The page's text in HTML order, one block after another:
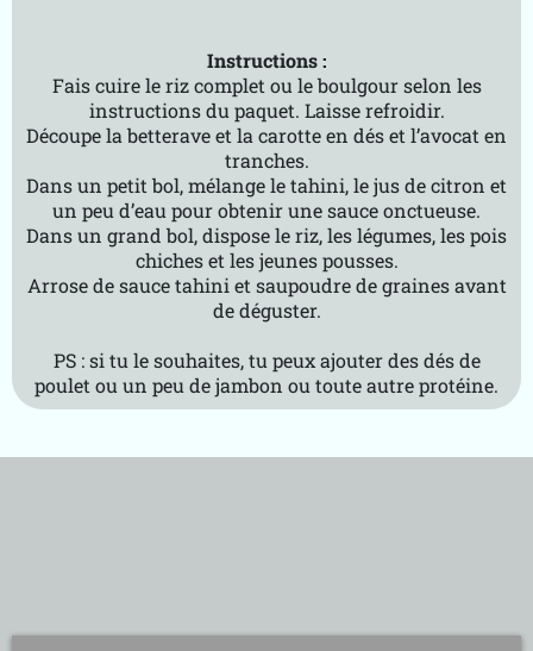
Instructions :
Fais cuire le riz complet ou le boulgour selon les
instructions du paquet. Laisse refroidir.
Découpe la betterave et la carotte en dés et l’avocat en
tranches.
Dans un petit bol, mélange le tahini, le jus de citron et
un peu d’eau pour obtenir une sauce onctueuse.
Dans un grand bol, dispose le riz, les légumes, les pois
chiches et les jeunes pousses.
Arrose de sauce tahini et saupoudre de graines avant
de déguster.
PS : si tu le souhaites, tu peux ajouter des dés de
poulet ou un peu de jambon ou toute autre protéine.